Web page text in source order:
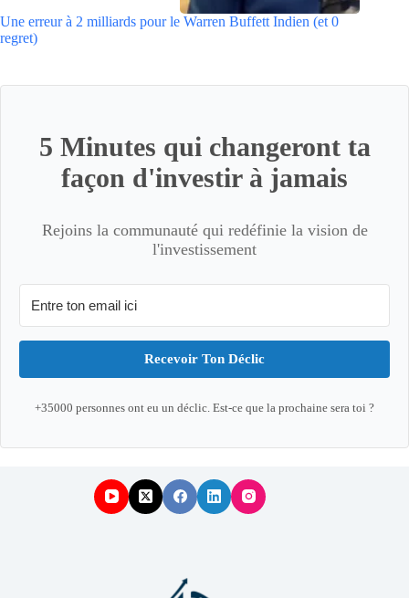
Une erreur à 2 milliards pour le Warren Buffett Indien (et 0
regret)
5 Minutes qui changeront ta
façon d'investir à jamais
Rejoins la communauté qui redéfinie la vision de
l'investissement
Recevoir Ton Déclic
+35000 personnes ont eu un déclic. Est-ce que la prochaine sera toi ?